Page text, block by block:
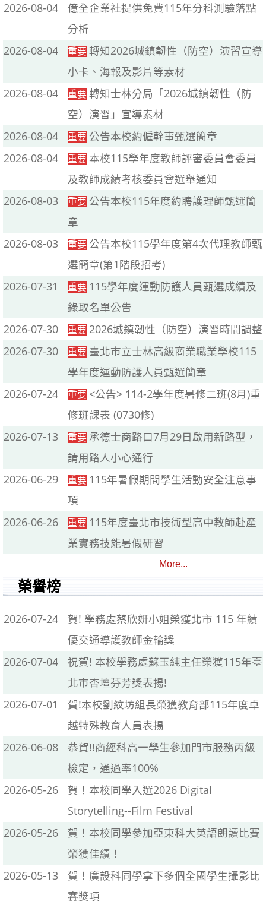
2026-08-04 億全企業社提供免費115年分科測驗落點
分析
2026-08-04
重要 轉知2026城鎮韌性（防空）演習宣導
小卡、海報及影片等素材
2026-08-04
重要 轉知士林分局「2026城鎮韌性（防
空）演習」宣導素材
2026-08-04
重要 公告本校約僱幹事甄選簡章
2026-08-04
重要 本校115學年度教師評審委員會委員
及教師成績考核委員會選舉通知
2026-08-03
重要 公告本校115年度約聘護理師甄選簡
章
2026-08-03
重要 公告本校115學年度第4次代理教師甄
選簡章(第1階段招考)
2026-07-31
重要 115學年度運動防護人員甄選成績及
錄取名單公告
2026-07-30
重要 2026城鎮韌性（防空）演習時間調整
2026-07-30
重要 臺北市立士林高級商業職業學校115
學年度運動防護人員甄選簡章
2026-07-24
重要 <公告> 114-2學年度暑修二班(8月)重
修班課表 (0730修)
2026-07-13
重要 承德士商路口7月29日啟用新路型，
請用路人小心通行
2026-06-29
重要 115年暑假期間學生活動安全注意事
項
2026-06-26
重要 115年度臺北市技術型高中教師赴產
業實務技能暑假研習
More...
榮譽榜
2026-07-24
賀! 學務處蔡欣妍小姐榮獲北市 115 年績
優交通導護教師金輪獎
2026-07-04 祝賀! 本校學務處蘇玉純主任榮獲115年臺
北市杏壇芬芳獎表揚!
2026-07-01
賀!本校劉紋坊組長榮獲教育部115年度卓
越特殊教育人員表揚
2026-06-08
恭賀!!商經科高一學生參加門市服務丙級
檢定，通過率100%
2026-05-26
賀！本校同學入選2026 Digital
Storytelling--Film Festival
2026-05-26
賀！本校同學參加亞東科大英語朗讀比賽
榮獲佳績！
2026-05-13
賀！廣設科同學拿下多個全國學生攝影比
賽獎項